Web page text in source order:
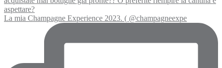
La mia Champagne Experience 2023. ( @champagneexpe